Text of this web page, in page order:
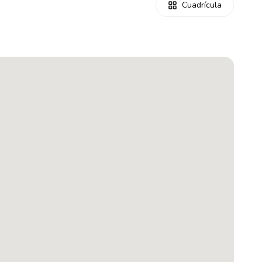
Cuadrícula